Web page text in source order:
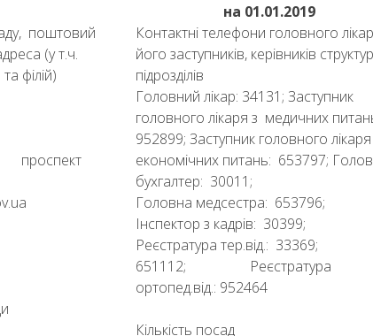
на 01.01.2019
поштовий
(у т.ч.
філій)
Контактні телефони головного
його заступників, керівників
підрозділів
проспект
Головний лікар: 34131; Заступник
головного лікаря з медичних
952899; Заступник головного лікаря
економічних питань: 653797;
бухгалтер: 30011;
Головна медсестра: 653796;
Інспектор з кадрів: 30399;
Реєстратура тер.від.: 33369;
651112; Реєстратура
ортопед.від.: 952464
Кількість посад